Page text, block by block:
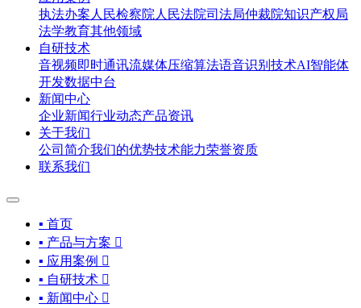
执法办案 人民检察院 人民法院司法局仲裁院知识产权局
法学教育其他领域
自研技术
音视频即时通讯流媒体压缩算法语音识别技术AI智能体
开发数据中台
新闻中心
企业新闻行业动态产品资讯
关于我们
公司简介我们的优势技术能力荣誉资质
联系我们
▪ 首页
▪ 产品与方案 
▪ 应用案例 
▪ 自研技术 
▪ 新闻中心 